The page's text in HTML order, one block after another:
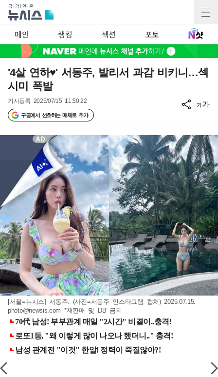
메인 랭킹 섹션 포토
'4살 연하♥' 서동주, 발리서 과감 비키니…섹
시미 폭발
기사등록 2025/07/15 11:50:22
구글에서 선호하는 매체로 추가
가가
[서울=뉴시스] 서동주. (사진=서동주 인스타그램 캡처) 2025.07.15.
photo@newsis.com *재판매 및 DB 금지